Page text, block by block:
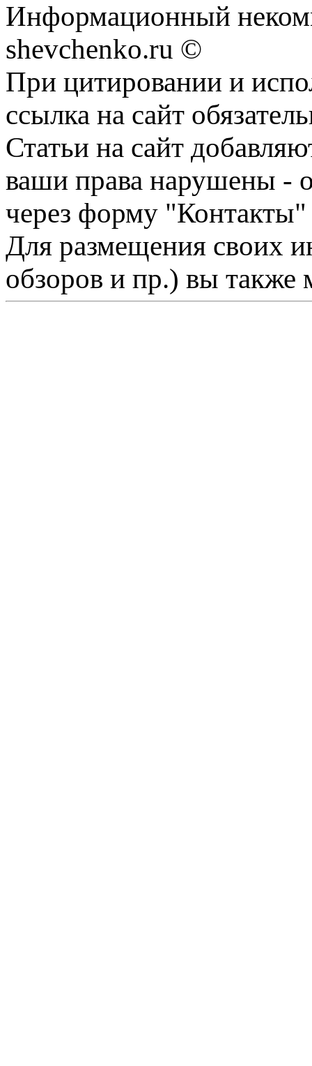
Информационный
shevchenko.ru ©
При цитировании и
ссылка на сайт
Статьи на сайт
ваши права нарушены -
через форму "Контакты"
Для размещения своих
обзоров и пр.) вы также